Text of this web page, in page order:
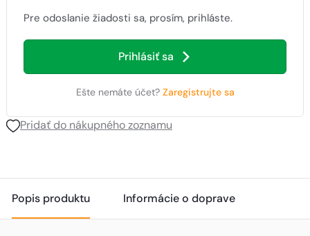
Pre odoslanie žiadosti sa, prosím, prihláste.
Prihlásiť sa
Ešte nemáte účet? Zaregistrujte sa
Pridať do nákupného zoznamu
Popis produktu Informácie o doprave